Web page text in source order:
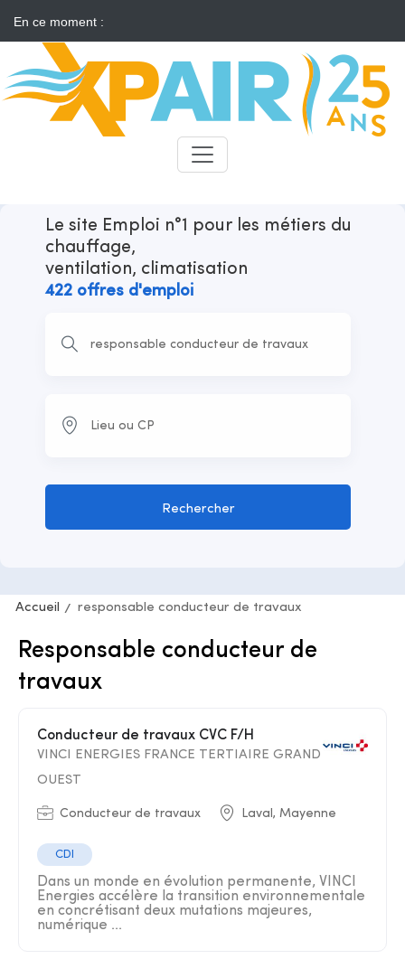
En ce moment :
Solaire : des développeurs s'insurgent contre l'annonce d'appels
d'offres "neutres"
Recruteurs
Le site Emploi n°1 pour les métiers du
chauffage,
ventilation, climatisation
422 offres d'emploi
Rechercher
Accueil responsable conducteur de travaux
Responsable conducteur de
travaux
Conducteur de travaux CVC F/H
VINCI ENERGIES FRANCE TERTIAIRE GRAND
OUEST
Conducteur de travaux Laval, Mayenne
CDI
Dans un monde en évolution permanente, VINCI
Energies accélère la transition environnementale
en concrétisant deux mutations majeures,
numérique ...